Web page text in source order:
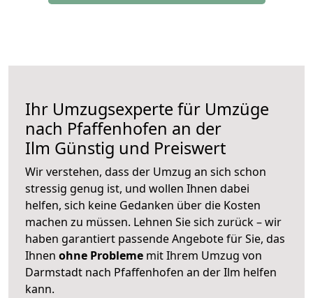
Ihr Umzugsexperte für Umzüge
nach Pfaffenhofen an der
Ilm Günstig und Preiswert
Wir verstehen, dass der Umzug an sich schon
stressig genug ist, und wollen Ihnen dabei
helfen, sich keine Gedanken über die Kosten
machen zu müssen. Lehnen Sie sich zurück – wir
haben garantiert passende Angebote für Sie, das
Ihnen ohne Probleme mit Ihrem Umzug von
Darmstadt nach Pfaffenhofen an der Ilm helfen
kann.